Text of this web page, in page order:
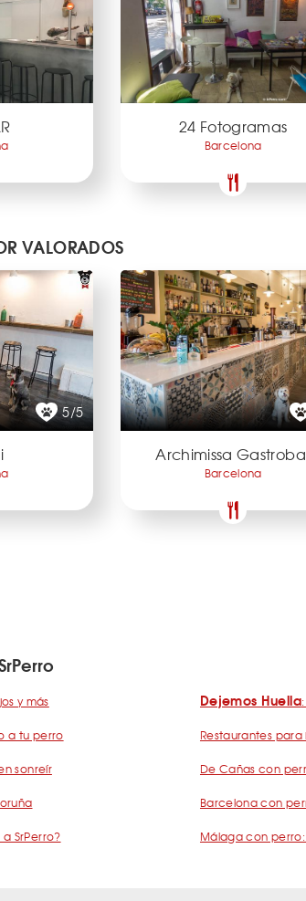
24 Fotogramas
Barcelona
VALORADOS
5/5
Archimissa
Barcelona
y más
a tu perro
sonreír
SrPerro?
Dejemos Huella
Restaurantes
De Cañas con
Barcelona con
Málaga con